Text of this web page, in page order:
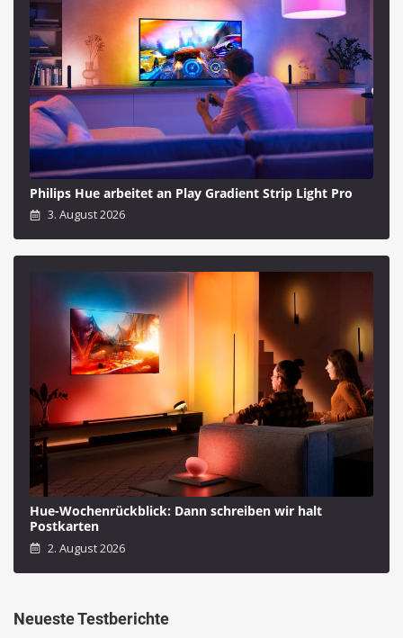
Philips Hue arbeitet an Play Gradient Strip Light Pro
3. August 2026
Hue-Wochenrückblick: Dann schreiben wir halt
Postkarten
2. August 2026
Neueste Testberichte